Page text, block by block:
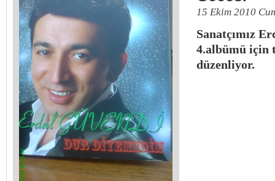
15 Ekim 2010
Sanatçımız
4.albümü için
düzenliyor.